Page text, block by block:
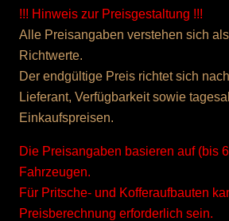
!!! Hinweis zur Preisgestaltung !!!
Alle Preisangaben verstehen sich
Richtwerte.
Der endgültige Preis richtet sich
Lieferant, Verfügbarkeit sowie
Einkaufspreisen.
Die Preisangaben basieren auf (bis
Fahrzeugen.
Für Pritsche- und Kofferaufbauten
Preisberechnung erforderlich sein.